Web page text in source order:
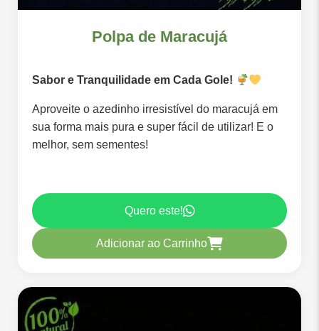
Polpa de Maracujá
Sabor e Tranquilidade em Cada Gole!
Aproveite o azedinho irresistível do maracujá em
sua forma mais pura e super fácil de utilizar! E o
melhor, sem sementes!
Quero este!
Adicionar ao Carrinho